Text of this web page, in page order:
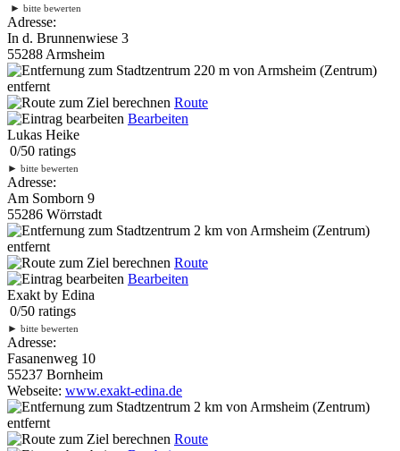
► bitte bewerten
Adresse:
In d. Brunnenwiese 3
55288 Armsheim
220 m von Armsheim (Zentrum)
entfernt
Route
Bearbeiten
Lukas Heike
0/50 ratings
► bitte bewerten
Adresse:
Am Somborn 9
55286 Wörrstadt
2 km von Armsheim (Zentrum)
entfernt
Route
Bearbeiten
Exakt by Edina
0/50 ratings
► bitte bewerten
Adresse:
Fasanenweg 10
55237 Bornheim
Webseite: www.exakt-edina.de
2 km von Armsheim (Zentrum)
entfernt
Route